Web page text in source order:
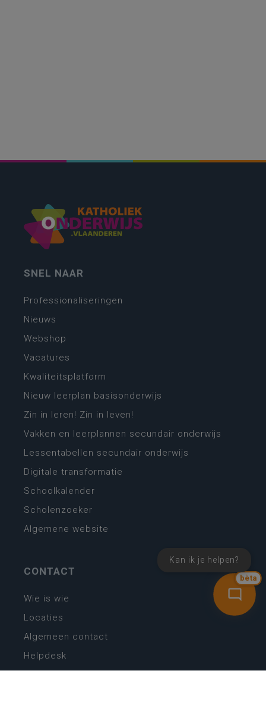
bèta
Kan ik je helpen?
SNEL NAAR
Professionaliseringen
Nieuws
Webshop
Vacatures
Kwaliteitsplatform
Nieuw leerplan basisonderwijs
Zin in leren! Zin in leven!
Vakken en leerplannen secundair onderwijs
Lessentabellen secundair onderwijs
Digitale transformatie
Schoolkalender
Scholenzoeker
Algemene website
CONTACT
Wie is wie
Locaties
Algemeen contact
Helpdesk